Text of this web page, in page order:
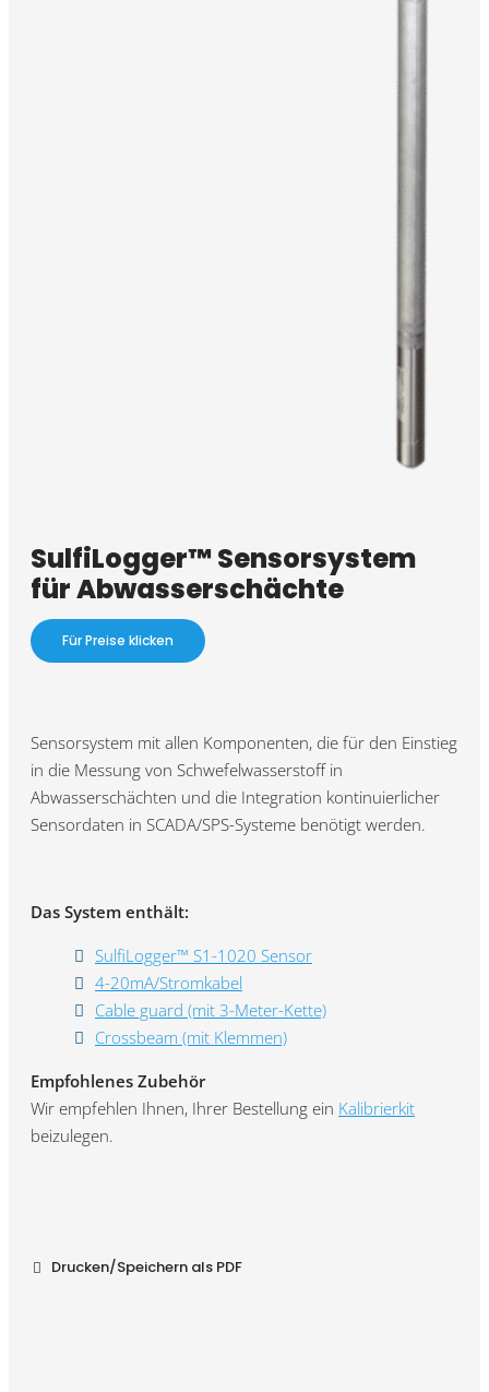
SulfiLogger™ Sensorsystem
für Abwasserschächte
Für Preise klicken
Sensorsystem mit allen Komponenten, die für den Einstieg
in die Messung von Schwefelwasserstoff in
Abwasserschächten und die Integration kontinuierlicher
Sensordaten in SCADA/SPS-Systeme benötigt werden.
Das System enthält:
SulfiLogger™ S1-1020 Sensor
4-20mA/Stromkabel
Cable guard (mit 3-Meter-Kette)
Crossbeam (mit Klemmen)
Empfohlenes Zubehör
Wir empfehlen Ihnen, Ihrer Bestellung ein Kalibrierkit
beizulegen.
Drucken/Speichern als PDF